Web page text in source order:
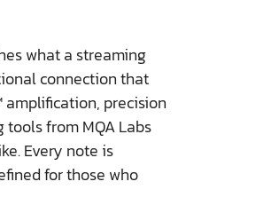
what a streaming
connection that
amplification, precision
tools from MQA Labs
Every note is
for those who